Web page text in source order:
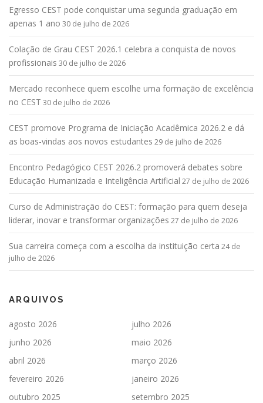
Egresso CEST pode conquistar uma segunda graduação em
apenas 1 ano 30 de julho de 2026
Colação de Grau CEST 2026.1 celebra a conquista de novos
profissionais 30 de julho de 2026
Mercado reconhece quem escolhe uma formação de excelência
no CEST 30 de julho de 2026
CEST promove Programa de Iniciação Acadêmica 2026.2 e dá
as boas-vindas aos novos estudantes 29 de julho de 2026
Encontro Pedagógico CEST 2026.2 promoverá debates sobre
Educação Humanizada e Inteligência Artificial 27 de julho de 2026
Curso de Administração do CEST: formação para quem deseja
liderar, inovar e transformar organizações 27 de julho de 2026
Sua carreira começa com a escolha da instituição certa 24 de
julho de 2026
ARQUIVOS
agosto 2026
julho 2026
junho 2026
maio 2026
abril 2026
março 2026
fevereiro 2026
janeiro 2026
outubro 2025
setembro 2025